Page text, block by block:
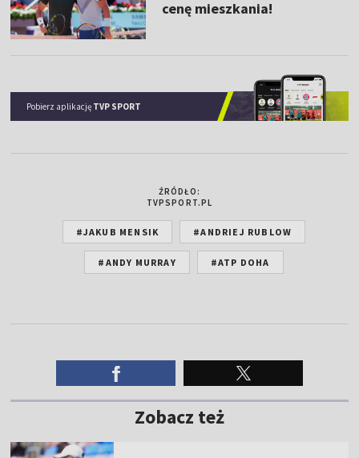
cenę mieszkania!
Pobierz aplikację TVP SPORT
ŹRÓDŁO:
TVPSPORT.PL
#JAKUB MENSIK #ANDRIEJ RUBLOW
#ANDY MURRAY #ATP DOHA
Zobacz też